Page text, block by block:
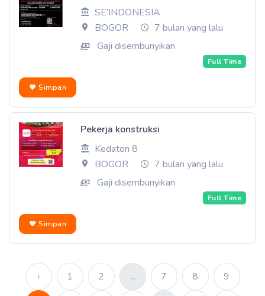
SE'INDONESIA
BOGOR
7 bulan yang lalu
Gaji disembunyikan
Full Time
Simpan
Pekerja konstruksi
Kedaton 8
BOGOR
7 bulan yang lalu
Gaji disembunyikan
Full Time
Simpan
‹ 1 2 ... 7 8 9